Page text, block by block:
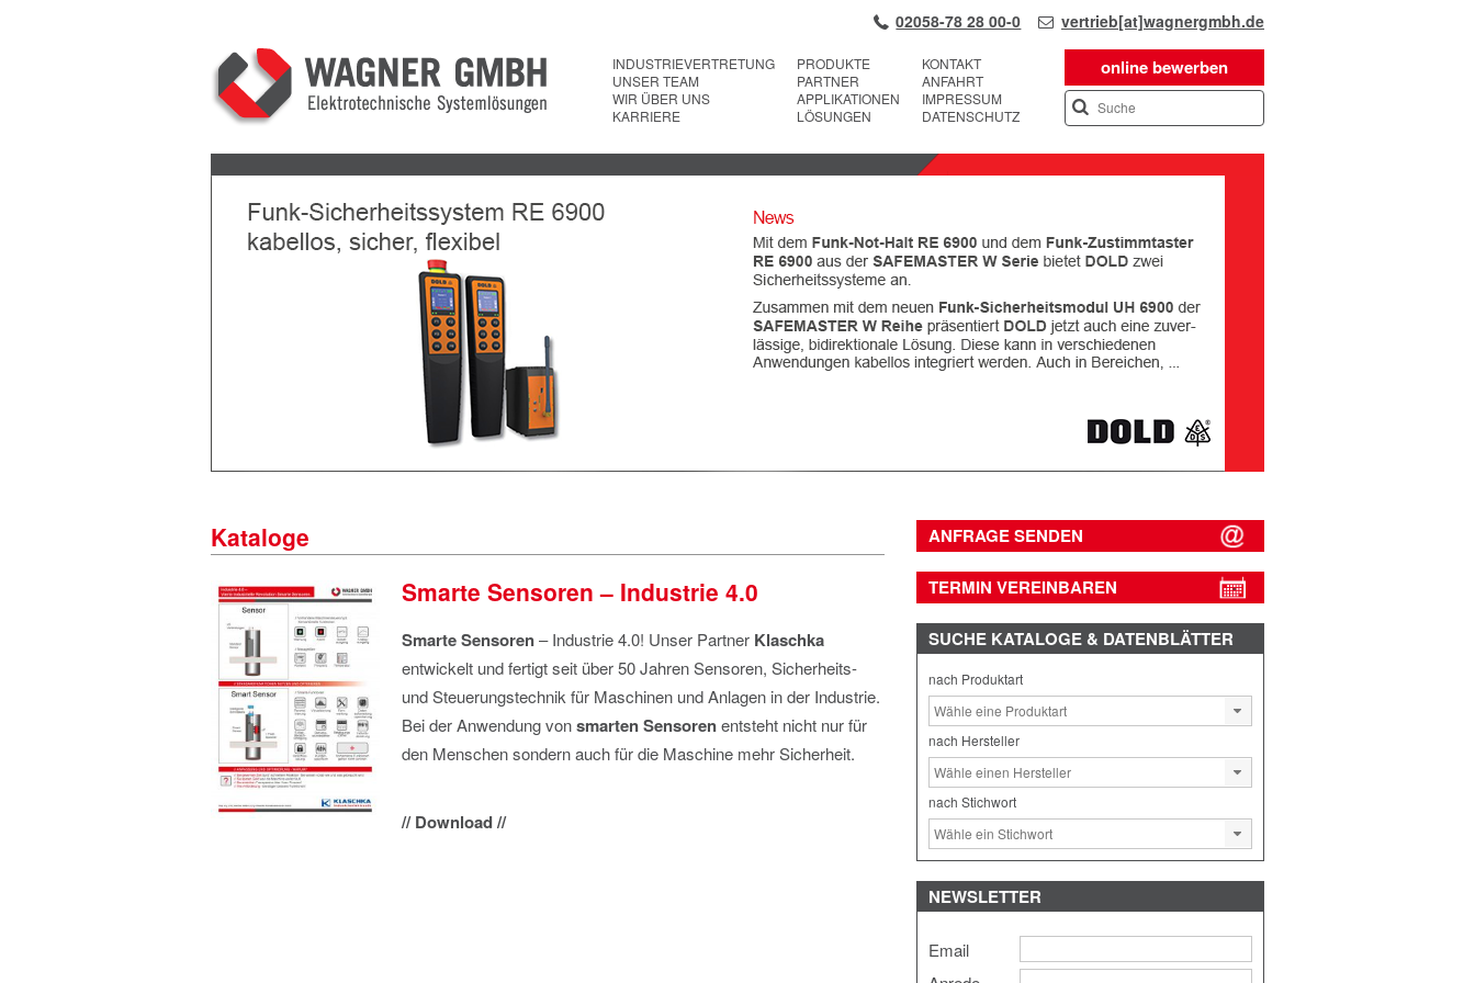
02058-78 28 00-0 vertrieb[at]wagnergmbh.de
online bewerben
INDUSTRIEVERTRETUNG
UNSER TEAM
WIR ÜBER UNS
KARRIERE
PRODUKTE
PARTNER
APPLIKATIONEN
LÖSUNGEN
KONTAKT
ANFAHRT
IMPRESSUM
DATENSCHUTZ
Next
Kataloge
Smarte Sensoren – Industrie 4.0
Smarte Sensoren– Industrie 4.0! Unser Partner Klaschka
entwickelt und fertigt seit über 50 Jahren Sensoren, Sicherheits-
und Steuerungstechnik für Maschinen und Anlagen in der Industrie.
Bei der Anwendung vonsmarten Sensorenentsteht nicht nur für
den Menschen sondern auch für die Maschine mehr Sicherheit.
// Download //
ANFRAGE SENDEN
TERMIN VEREINBAREN
SUCHE KATALOGE & DATENBLÄTTER
nach Produktart
nach Hersteller
nach Stichwort
NEWSLETTER
Email